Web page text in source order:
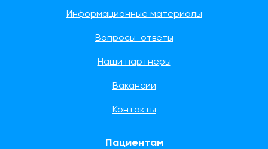
Информационные материалы
Вопросы-ответы
Наши партнеры
Вакансии
Контакты
Пациентам